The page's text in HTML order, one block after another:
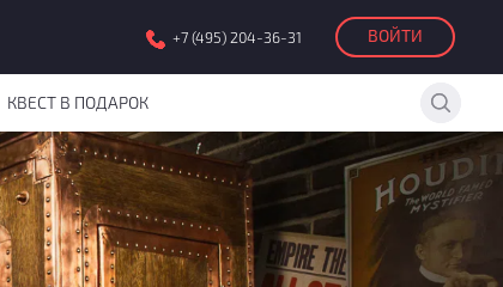
+7 (495) 204-36-31 ВОЙТИ
КВЕСТ В ПОДАРОК